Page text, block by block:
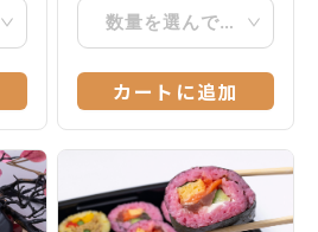
数量を選んでください
カートに追加